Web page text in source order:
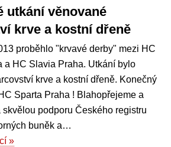
utkání věnované
krve a kostní dřeně
proběhlo "krvavé derby" mezi HC
a HC Slavia Praha. Utkání bylo
krve a kostní dřeně. Konečný
Sparta Praha ! Blahopřejeme a
skvělou podporu Českého registru
buněk a…
»